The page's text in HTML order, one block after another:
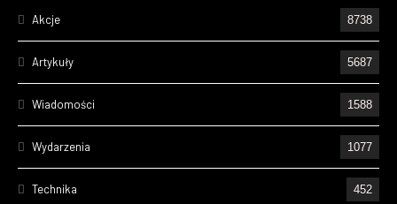
Akcje 8738
Artykuły 5687
Wiadomości 1588
Wydarzenia 1077
Technika 452